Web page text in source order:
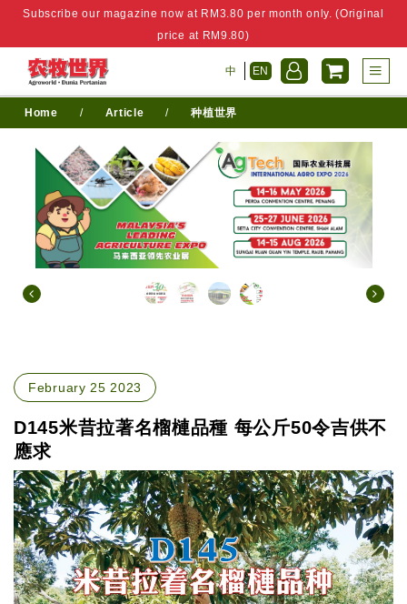
Subscribe our magazine now at RM3.80 per month only. (Original
price at RM9.80)
中 EN
Home / Article / 种植世界
February 25 2023
D145米昔拉著名榴槤品種 每公斤50令吉供不
應求